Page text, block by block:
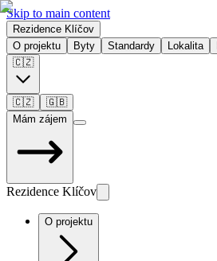
Skip to main content
Rezidence Klíčov
O projektu
Byty Standardy Lokalita
🇨🇿
🇨🇿
🇬🇧
Mám zájem
Rezidence Klíčov
O projektu